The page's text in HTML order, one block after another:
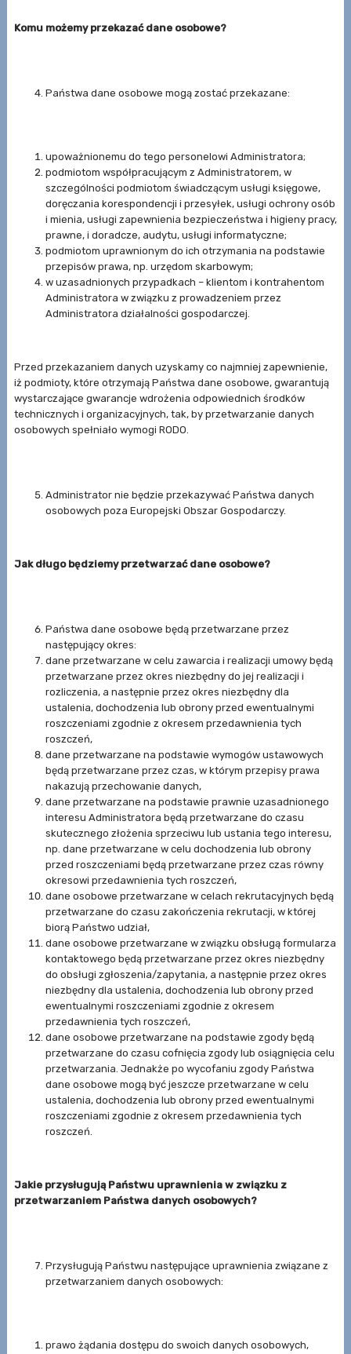
Komu możemy przekazać dane osobowe?
Państwa dane osobowe mogą zostać przekazane:
upoważnionemu do tego personelowi Administratora;
podmiotom współpracującym z Administratorem, w
szczególności podmiotom świadczącym usługi księgowe,
doręczania korespondencji i przesyłek, usługi ochrony osób
i mienia, usługi zapewnienia bezpieczeństwa i higieny pracy,
prawne, i doradcze, audytu, usługi informatyczne;
podmiotom uprawnionym do ich otrzymania na podstawie
przepisów prawa, np. urzędom skarbowym;
w uzasadnionych przypadkach – klientom i kontrahentom
Administratora w związku z prowadzeniem przez
Administratora działalności gospodarczej.
Przed przekazaniem danych uzyskamy co najmniej zapewnienie,
iż podmioty, które otrzymają Państwa dane osobowe, gwarantują
wystarczające gwarancje wdrożenia odpowiednich środków
technicznych i organizacyjnych, tak, by przetwarzanie danych
osobowych spełniało wymogi RODO.
Administrator nie będzie przekazywać Państwa danych
osobowych poza Europejski Obszar Gospodarczy.
Jak długo będziemy przetwarzać dane osobowe?
Państwa dane osobowe będą przetwarzane przez
następujący okres:
dane przetwarzane w celu zawarcia i realizacji umowy będą
przetwarzane przez okres niezbędny do jej realizacji i
rozliczenia, a następnie przez okres niezbędny dla
ustalenia, dochodzenia lub obrony przed ewentualnymi
roszczeniami zgodnie z okresem przedawnienia tych
roszczeń,
dane przetwarzane na podstawie wymogów ustawowych
będą przetwarzane przez czas, w którym przepisy prawa
nakazują przechowanie danych,
dane przetwarzane na podstawie prawnie uzasadnionego
interesu Administratora będą przetwarzane do czasu
skutecznego złożenia sprzeciwu lub ustania tego interesu,
np. dane przetwarzane w celu dochodzenia lub obrony
przed roszczeniami będą przetwarzane przez czas równy
okresowi przedawnienia tych roszczeń,
dane osobowe przetwarzane w celach rekrutacyjnych będą
przetwarzane do czasu zakończenia rekrutacji, w której
biorą Państwo udział,
dane osobowe przetwarzane w związku obsługą formularza
kontaktowego będą przetwarzane przez okres niezbędny
do obsługi zgłoszenia/zapytania, a następnie przez okres
niezbędny dla ustalenia, dochodzenia lub obrony przed
ewentualnymi roszczeniami zgodnie z okresem
przedawnienia tych roszczeń,
dane osobowe przetwarzane na podstawie zgody będą
przetwarzane do czasu cofnięcia zgody lub osiągnięcia celu
przetwarzania. Jednakże po wycofaniu zgody Państwa
dane osobowe mogą być jeszcze przetwarzane w celu
ustalenia, dochodzenia lub obrony przed ewentualnymi
roszczeniami zgodnie z okresem przedawnienia tych
roszczeń.
Jakie przysługują Państwu uprawnienia w związku z
przetwarzaniem Państwa danych osobowych?
Przysługują Państwu następujące uprawnienia związane z
przetwarzaniem danych osobowych:
prawo żądania dostępu do swoich danych osobowych,